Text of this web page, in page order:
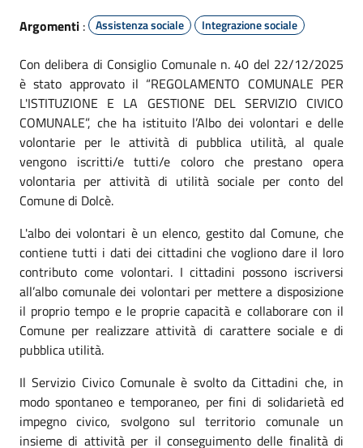
Argomenti : Assistenza sociale Integrazione sociale
Con delibera di Consiglio Comunale n. 40 del 22/12/2025
è stato approvato il “REGOLAMENTO COMUNALE PER
L'ISTITUZIONE E LA GESTIONE DEL SERVIZIO CIVICO
COMUNALE”, che ha istituito l’Albo dei volontari e delle
volontarie per le attività di pubblica utilità, al quale
vengono iscritti/e tutti/e coloro che prestano opera
volontaria per attività di utilità sociale per conto del
Comune di Dolcè.
L'albo dei volontari è un elenco, gestito dal Comune, che
contiene tutti i dati dei cittadini che vogliono dare il loro
contributo come volontari. I cittadini possono iscriversi
all’albo comunale dei volontari per mettere a disposizione
il proprio tempo e le proprie capacità e collaborare con il
Comune per realizzare attività di carattere sociale e di
pubblica utilità.
Il Servizio Civico Comunale è svolto da Cittadini che, in
modo spontaneo e temporaneo, per fini di solidarietà ed
impegno civico, svolgono sul territorio comunale un
insieme di attività per il conseguimento delle finalità di